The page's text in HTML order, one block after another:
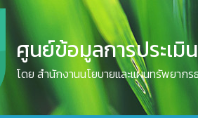
ศูนย์ข้อมูลการประเ
โดย สำนักงานนโยบายและแผนทรัพยาก